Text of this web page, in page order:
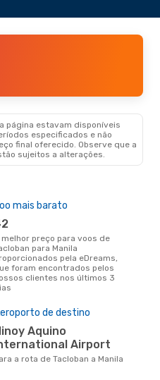
página estavam disponíveis
especificados e não
final oferecido. Observe que a
sujeitos a alterações.
mais barato
42
para Manila
pela eDreams,
foram encontrados pelos
clientes nos últimos 3
de destino
Airport
Para a rota de Tacloban a Manila